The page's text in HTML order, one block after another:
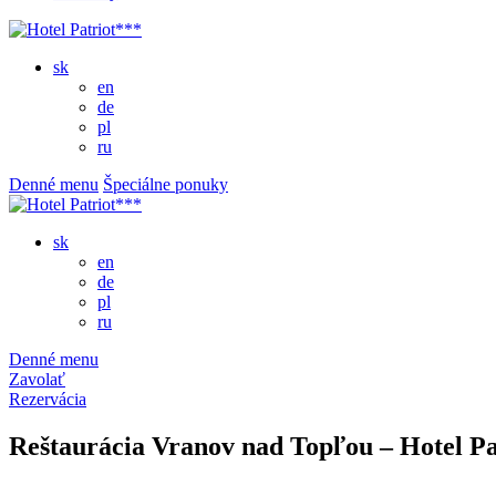
sk
en
de
pl
ru
Denné menu Špeciálne ponuky
sk
en
de
pl
ru
Denné menu
Zavolať
Rezervácia
Reštaurácia Vranov nad Topľou – Hotel